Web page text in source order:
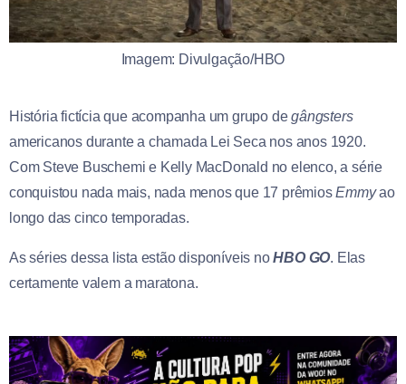
Imagem: Divulgação/HBO
História fictícia que acompanha um grupo degângsters
americanos durante a chamada Lei Seca nos anos 1920.
Com Steve Buschemi e Kelly MacDonald no elenco, a série
conquistou nada mais, nada menos que 17 prêmiosEmmyao
longo das cinco temporadas.
As séries dessa lista estão disponíveis noHBO GO. Elas
certamente valem a maratona.